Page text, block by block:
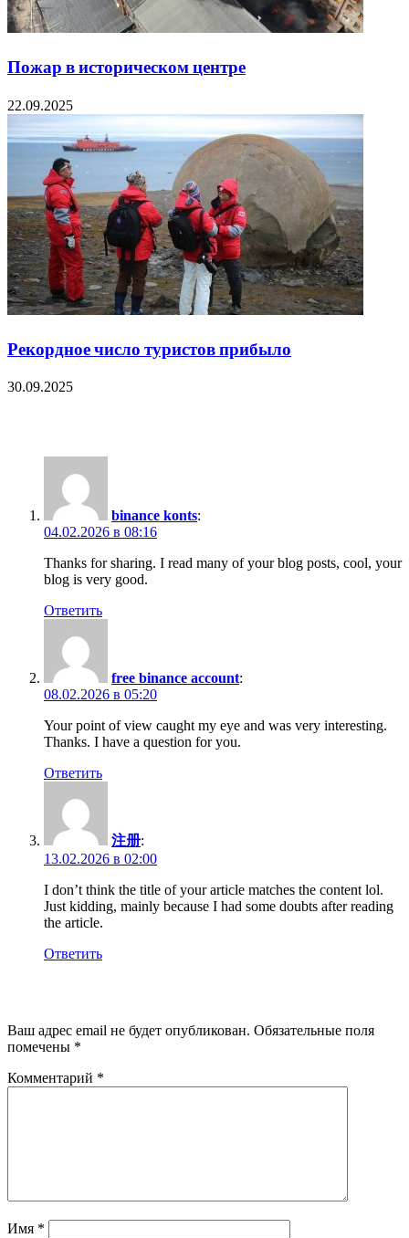
Пожар в историческом центре
22.09.2025
Рекордное число туристов прибыло
30.09.2025
binance konts:
04.02.2026 в 08:16
Thanks for sharing. I read many of your blog posts, cool, your
blog is very good.
Ответить
free binance account:
08.02.2026 в 05:20
Your point of view caught my eye and was very interesting.
Thanks. I have a question for you.
Ответить
注册:
13.02.2026 в 02:00
I don’t think the title of your article matches the content lol.
Just kidding, mainly because I had some doubts after reading
the article.
Ответить
Ваш адрес email не будет опубликован. Обязательные поля
помечены *
Комментарий *
Имя *